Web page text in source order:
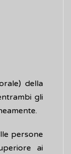
della
gli
persone
ai